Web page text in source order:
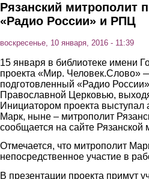
Рязанский митрополит
«Радио России» и РПЦ
воскресенье, 10 января, 2016 - 11:39
15 января в библиотеке имени
проекта «Мир. Человек.Слово»
подготовленный «Радио
Православной Церковью,
Инициатором проекта выступал
Марк, ныне – митрополит
сообщается на сайте Рязанской
Отмечается, что митрополит
непосредственное участие в
В презентации проекта примут